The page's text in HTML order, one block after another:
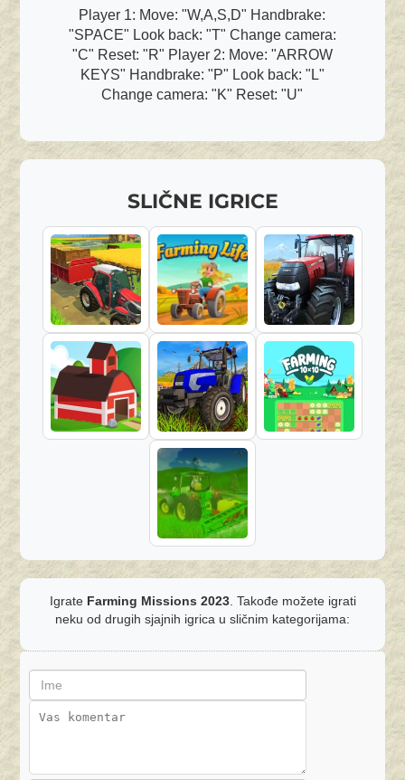
Player 1: Move: "W,A,S,D" Handbrake:
"SPACE" Look back: "T" Change camera:
"C" Reset: "R" Player 2: Move: "ARROW
KEYS" Handbrake: "P" Look back: "L"
Change camera: "K" Reset: "U"
SLIČNE IGRICE
Igrate Farming Missions 2023. Takođe možete igrati
neku od drugih sjajnih igrica u sličnim kategorijama: